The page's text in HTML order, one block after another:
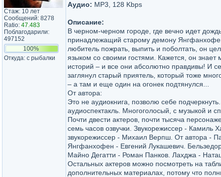
Стаж: 10 лет
Сообщений: 8278
Ratio: 47.483
Поблагодарили:
497152
100%
Откуда: с рыбалки
Аудио: MP3, 128 Kbps
Описание:
В черном-черном городе, где вечно идет
принадлежащий старому демону
любитель пожрать, выпить и поболтать, он
языком со своими гостями. Кажется, он знает
историй – и все они абсолютно правдивы! И
заглянул старый приятель, который тоже
– а там и еще один на огонек подтянулся...
От автора:
Это не аудиокнига, позволю себе
аудиоспектакль. Многоголосый, с музыкой и
Почти двести актеров, почти тысяча
семь часов озвучки. Звукорежиссер - Камиль
звукорежиссер - Михаил Верпш. От автора -
Янгфанхофен - Евгений Лукашевич.
Майно Дегатти - Роман Панков. Лахджа -
Остальных актеров можно посмотреть на
дополнительных материалах, потому что